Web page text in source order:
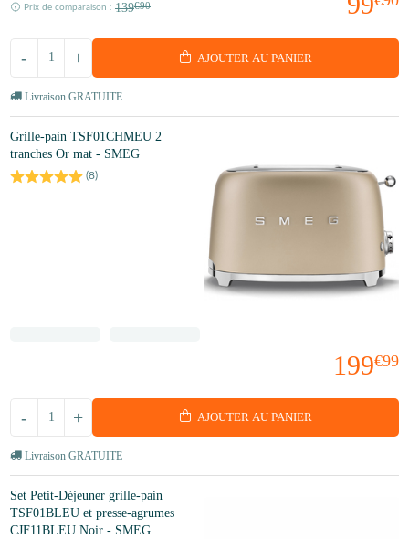
Prix de comparaison : 139€90
+
- AJOUTER AU PANIER
Livraison GRATUITE
Grille-pain TSF01CHMEU 2
tranches Or mat - SMEG
(8)
199€99
+
- AJOUTER AU PANIER
Livraison GRATUITE
Set Petit-Déjeuner grille-pain
TSF01BLEU et presse-agrumes
CJF11BLEU Noir - SMEG